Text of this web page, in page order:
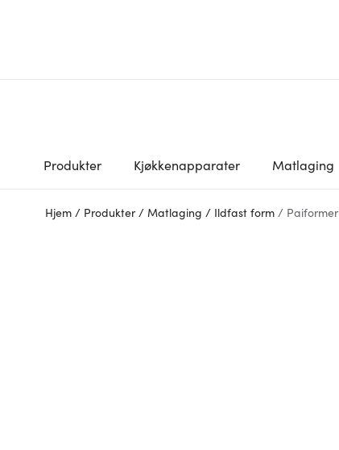
Produkter Kjøkkenapparater Matlaging
Hjem / Produkter / Matlaging / Ildfast form / Paiformer